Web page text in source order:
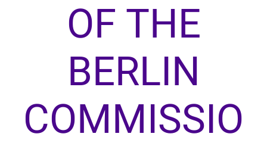
OF THE
BERLIN
COMMISSIO